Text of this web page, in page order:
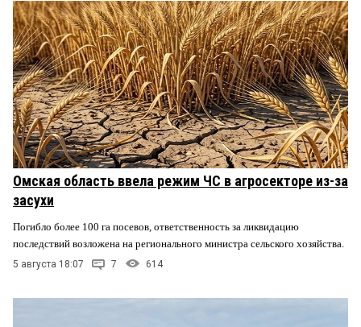
Омская область ввела режим ЧС в агросекторе из-за
засухи
Погибло более 100 га посевов, ответственность за ликвидацию
последствий возложена на регионального министра сельского хозяйства.
5 августа 18:07 7 614